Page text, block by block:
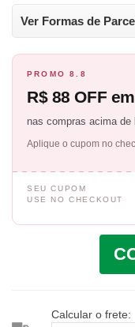
Ver Formas de
PROMO 8.8
R$ 88 OFF
nas compras acima de
Aplique o cupom no
SEU CUPOM
USE NO CHECKOUT
Calcular o frete: